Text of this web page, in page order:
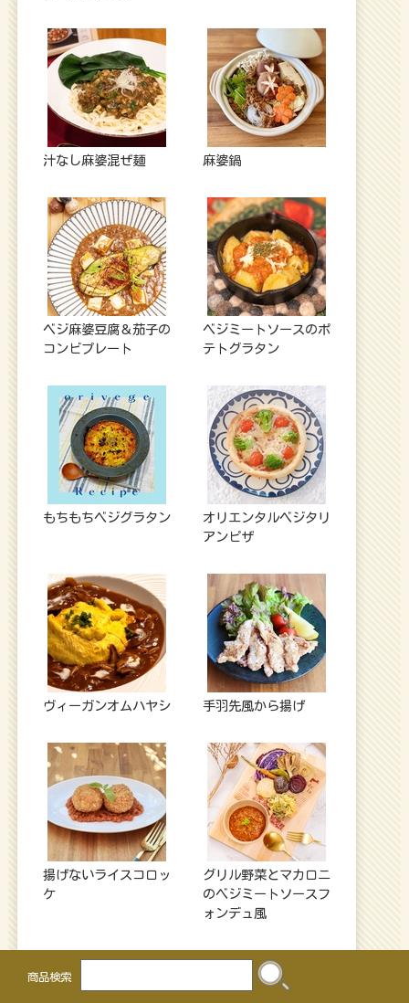
商品検索
汁なし麻婆混ぜ麺 麻婆鍋
ベジ麻婆豆腐＆茄子の
コンビプレート
ベジミートソースのポ
テトグラタン
もちもちベジグラタン
オリエンタルベジタリ
アンピザ
ヴィーガンオムハヤシ 手羽先風から揚げ
揚げないライスコロッ
ケ
グリル野菜とマカロニ
のベジミートソースフ
ォンデュ風